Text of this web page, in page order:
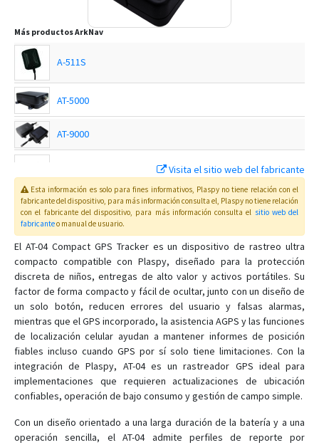
Más productosArkNav
A-511S
AT-5000
AT-9000
DX-3
IR-7
K-18U
R-35
R-9PRO
R-9W
RV-8
RX-10
RX-8W
Visita el sitio web del fabricante
Esta información es solo para fines informativos, Plaspy no tiene relación con el
fabricante del dispositivo, para más información consulta el, Plaspy no tiene relación
con el fabricante del dispositivo, para más información consulta el sitio web del
fabricanteo manual de usuario.
El AT-04 Compact GPS Tracker es un dispositivo de rastreo ultra
compacto compatible con Plaspy, diseñado para la protección
discreta de niños, entregas de alto valor y activos portátiles. Su
factor de forma compacto y fácil de ocultar, junto con un diseño de
un solo botón, reducen errores del usuario y falsas alarmas,
mientras que el GPS incorporado, la asistencia AGPS y las funciones
de localización celular ayudan a mantener informes de posición
fiables incluso cuando GPS por sí solo tiene limitaciones. Con la
integración de Plaspy, AT-04 es un rastreador GPS ideal para
implementaciones que requieren actualizaciones de ubicación
confiables, operación de bajo consumo y gestión de campo simple.
Con un diseño orientado a una larga duración de la batería y a una
operación sencilla, el AT-04 admite perfiles de reporte por